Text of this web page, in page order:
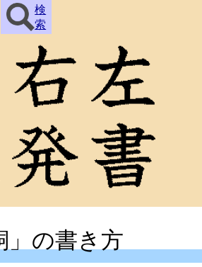
検
索
」の書き方